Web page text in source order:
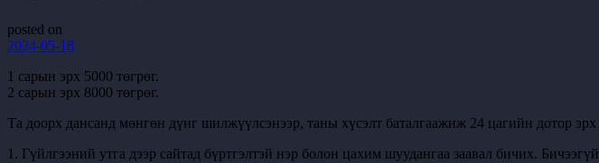
posted on
2024-05-18
1 сарын эрх 5000 төгрөг.
2 сарын эрх 8000 төгрөг.
Та доорх дансанд мөнгөн дүнг шилжүүлсэнээр, таны хүсэлт баталгаажиж 24 цагийн дотор
1. Гүйлгээний утга дээр сайтад бүртгэлтэй нэр болон цахим шуудангаа заавал бичих.